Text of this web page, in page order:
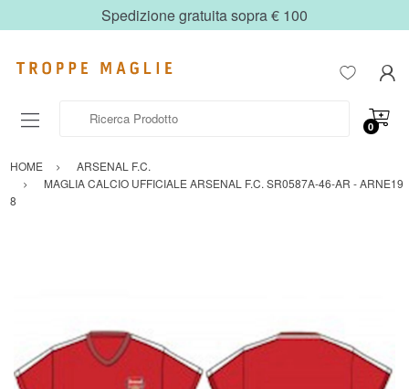
Spedizione gratuita sopra € 100
0
HOME
ARSENAL F.C.
MAGLIA CALCIO UFFICIALE ARSENAL F.C. SR0587A-46-AR - ARNE19
8